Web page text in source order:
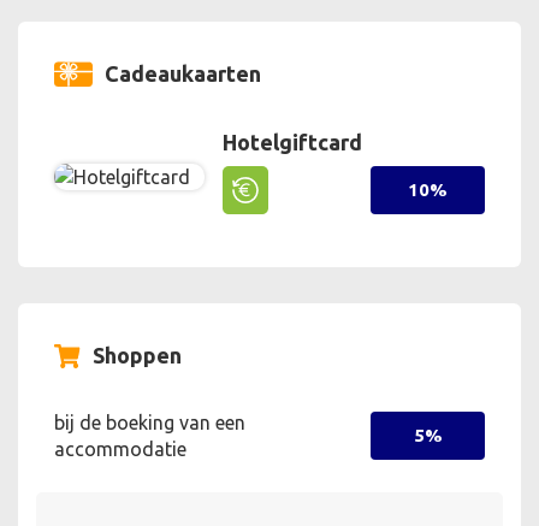
Cadeaukaarten
Hotelgiftcard
10%
Shoppen
bij de boeking van een
accommodatie
5%